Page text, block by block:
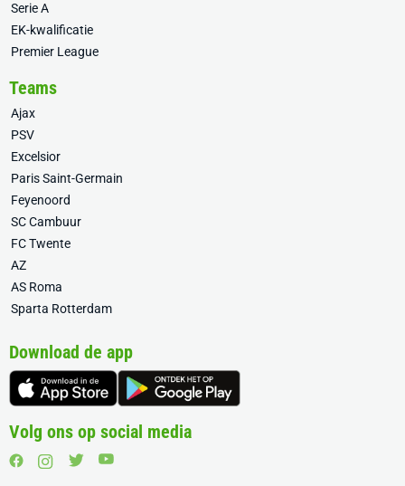
Serie A
EK-kwalificatie
Premier League
Teams
Ajax
PSV
Excelsior
Paris Saint-Germain
Feyenoord
SC Cambuur
FC Twente
AZ
AS Roma
Sparta Rotterdam
Download de app
Volg ons op social media